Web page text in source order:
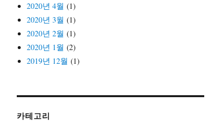
2020년 4월 (1)
2020년 3월 (1)
2020년 2월 (1)
2020년 1월 (2)
2019년 12월 (1)
카테고리